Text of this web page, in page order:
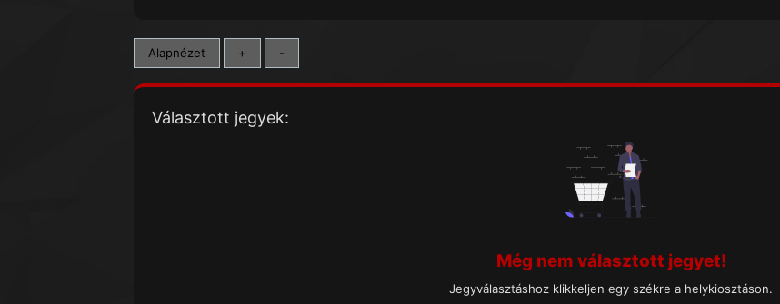
Alapnézet + -
Választott jegyek:
Még nem választott jegyet!
Jegyválasztáshoz klikkeljen egy székre a helykiosztáson.